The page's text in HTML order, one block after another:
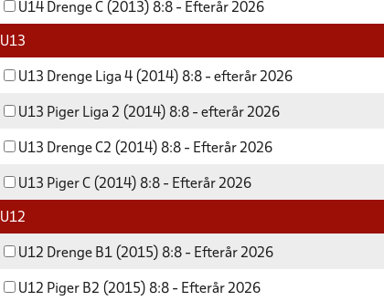
U14 Drenge C (2013) 8:8 - Efterår 2026
U13
U13 Drenge Liga 4 (2014) 8:8 - efterår 2026
U13 Piger Liga 2 (2014) 8:8 - efterår 2026
U13 Drenge C2 (2014) 8:8 - Efterår 2026
U13 Piger C (2014) 8:8 - Efterår 2026
U12
U12 Drenge B1 (2015) 8:8 - Efterår 2026
U12 Piger B2 (2015) 8:8 - Efterår 2026